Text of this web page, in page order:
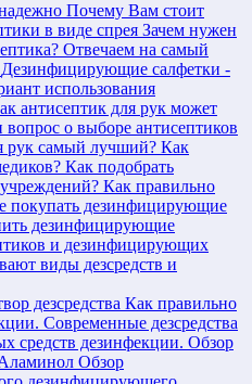
Почему Вам стоит
в виде спрея Зачем нужен
Отвечаем на самый
Дезинфицирующие салфетки -
использования
антисептик для рук может
о выборе антисептиков
рук самый лучший? Как
Как подобрать
Как правильно
покупать дезинфицирующие
дезинфицирующие
и дезинфицирующих
виды дезсредств и
дезсредства Как правильно
Современные дезсредства
средств дезинфекции. Обзор
Обзор